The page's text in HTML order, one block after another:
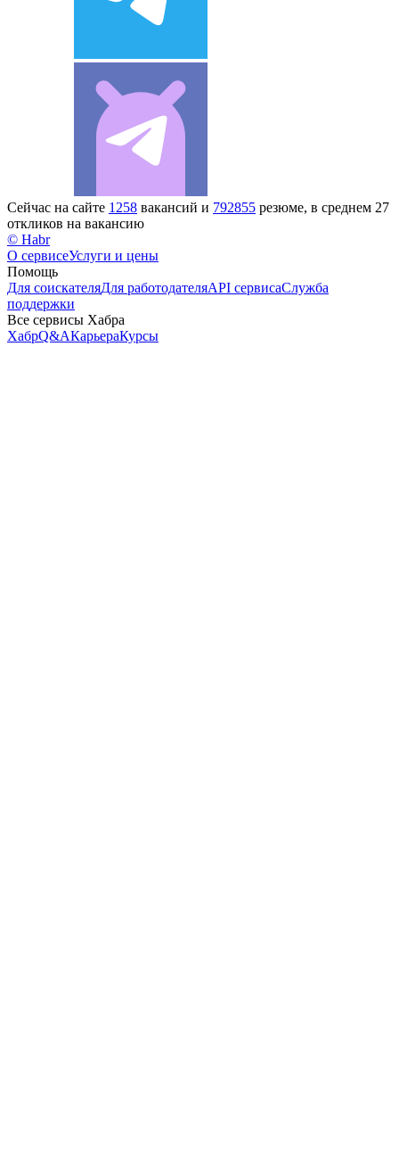
Сейчас на сайте 1258 вакансий и 792855 резюме, в среднем 27
откликов на вакансию
© Habr
О сервисеУслуги и цены
Помощь
Для соискателяДля работодателяAPI сервисаСлужба
поддержки
Все сервисы Хабра
ХабрQ&AКарьераКурсы